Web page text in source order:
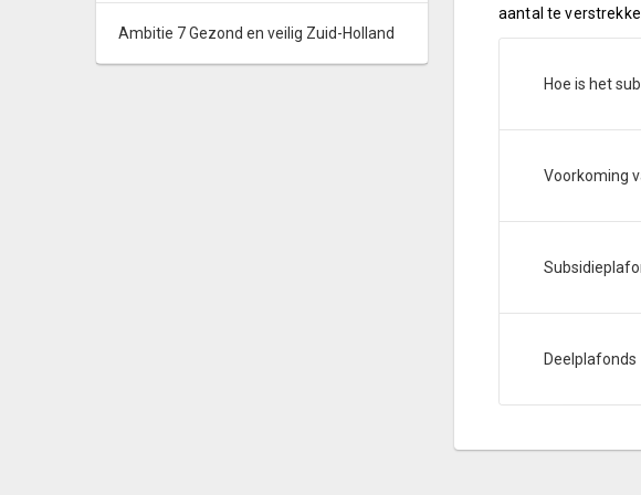
Ambitie 7 Gezond en veilig Zuid-Holland
aantal te
Hoe is het
Voorkoming
Deelplafonds